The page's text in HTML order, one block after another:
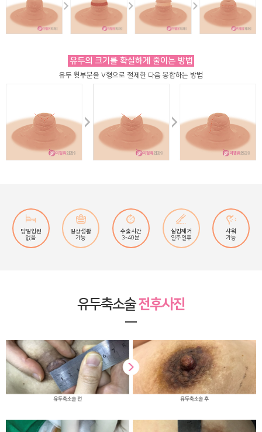
유두의 크기를 확실하게 줄이는 방법
유두 윗부분을 V형으로 절제한 다음 봉합하는 방법
당일입원
없음
일상생활
가능
수술시간
3-40분
실밥제거
일주일후
샤워
가능
유두축소술전후사진